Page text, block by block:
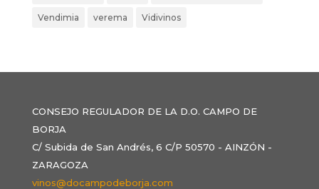
Vendimia verema Vidivinos
CONSEJO REGULADOR DE LA D.O. CAMPO DE
BORJA
C/ Subida de San Andrés, 6 C/P 50570 - AINZÓN -
ZARAGOZA
vinos@docampodeborja.com